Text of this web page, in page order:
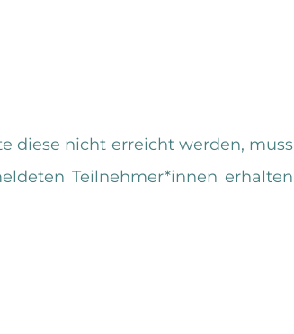
diese nicht erreicht werden, muss
Teilnehmer*innen erhalten